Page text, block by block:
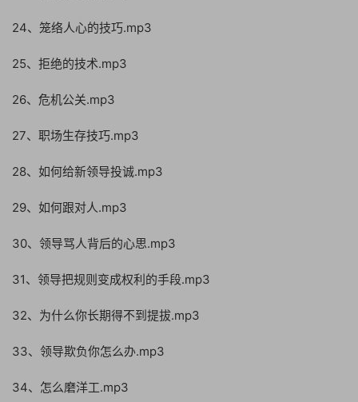
24、笼络人心的技巧.mp3
25、拒绝的技术.mp3
26、危机公关.mp3
27、职场生存技巧.mp3
28、如何给新领导投诚.mp3
29、如何跟对人.mp3
30、领导骂人背后的心思.mp3
31、领导把规则变成权利的手段.mp3
32、为什么你长期得不到提拔.mp3
33、领导欺负你怎么办.mp3
34、怎么磨洋工.mp3